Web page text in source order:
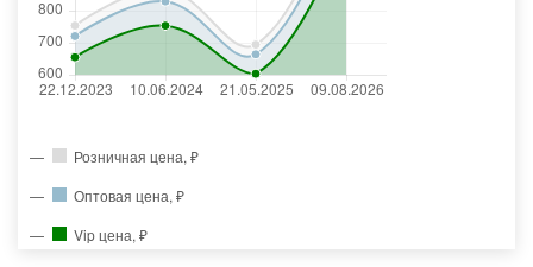
Розничная цена, ₽
Оптовая цена, ₽
Vip цена, ₽